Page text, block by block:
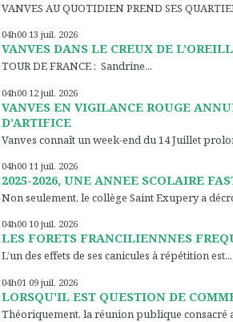
VANVES AU QUOTIDIEN PREND SES
04h00 13 juil. 2026
VANVES DANS LE CREUX DE
TOUR DE FRANCE : Sandrine...
04h00 12 juil. 2026
VANVES EN VIGILANCE ROUGE
D’ARTIFICE
Vanves connaît un week-end du 14 Juillet
04h00 11 juil. 2026
2025-2026, UNE ANNEE SCOLAIRE
Non seulement, le collège Saint Exupery a
04h00 10 juil. 2026
LES FORETS FRANCILIENNNES
L’un des effets de ses canicules à répétition est...
04h01 09 juil. 2026
LORSQU’IL EST QUESTION DE
Théoriquement, la réunion publique consacré